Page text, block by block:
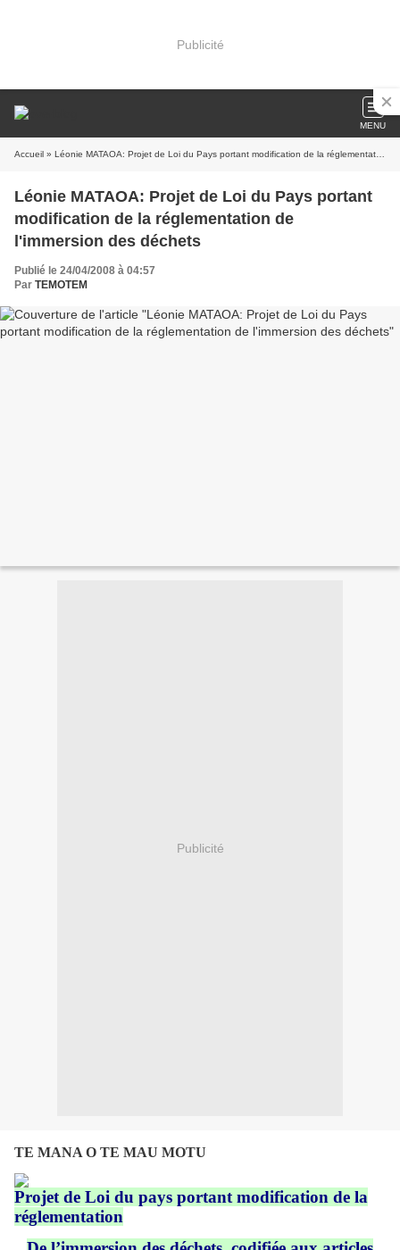
Publicité
MENU
Accueil » Léonie MATAOA: Projet de Loi du Pays portant modification de la réglementation de l'immersion des déchets
Léonie MATAOA: Projet de Loi du Pays portant
modification de la réglementation de
l'immersion des déchets
Publié le 24/04/2008 à 04:57
Par TEMOTEM
Publicité
TE MANA O TE MAU MOTU
Projet de Loi du pays portant modification de la
réglementation